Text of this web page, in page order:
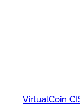
VirtualCoin